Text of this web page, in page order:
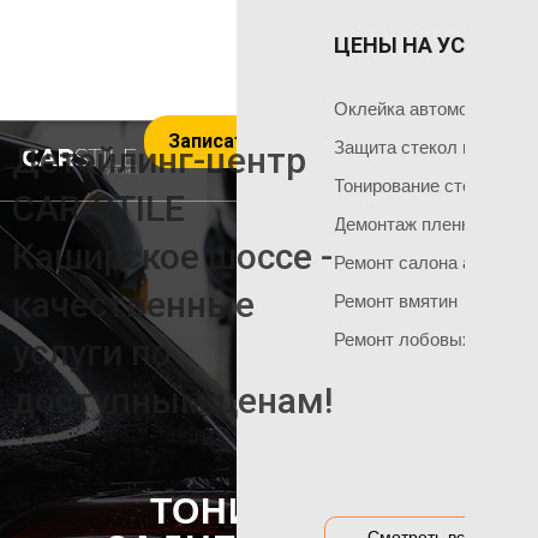
Записаться на услуги
Чем мы занимаемся
Команда мастеров
Социальные сети
Акция на тонировку
Акция на полировку
ГЛАВНАЯ
Оклейка
Оклейка
ОКЛЕЙКА
Оклейка
Оклейка
Оклейка
Оклейка
Оклейка
Оклейка автомобиля
Защита стекол пленкой
Ремонт салона
Ремонт вмятин
Ремонт лобовых стекол
Тонирование стекол
Демонтаж пленки
ЦЕНЫ НА УСЛУГИ
Детейлинг-центр
CAR-STILE
Каширское шоссе -
качественные
услуги по
доступным ценам!
ТОНИРОВКА